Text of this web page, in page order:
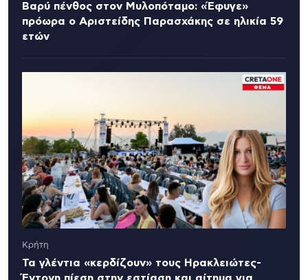
Βαρύ πένθος στον Μυλοπόταμο: «Έφυγε»
πρόωρα ο Αριστείδης Παρασχάκης σε ηλικία 59
ετών
Κρήτη
Τα γλέντια «κερδίζουν» τους Ηρακλειώτες-